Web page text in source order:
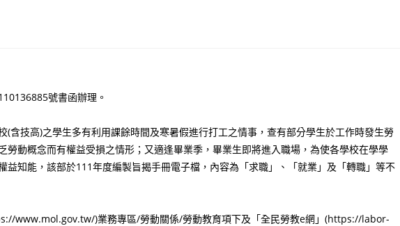
號書函辦理。
(含技高)之學生多有利用課餘時間及寒暑假進行打工之情事，查有部分學生於工作時發生勞
勞動概念而有權益受損之情形；又適逢畢業季，畢業生即將進入職場，為使各學校在學學
益知能，該部於111年度編製旨揭手冊電子檔，內容為「求職」、「就業」及「轉職」等不
www.mol.gov.tw/)業務專區/勞動關係/勞動教育項下及「全民勞教e網」(https://labor-